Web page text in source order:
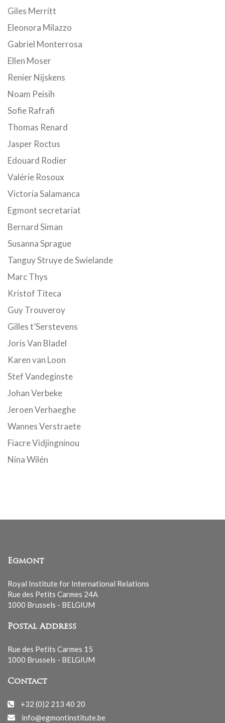
Giles Merritt
Eleonora Milazzo
Gabriel Monterrosa
Ellen Moser
Renier Nijskens
Noam Peisih
Sofie Rafrafi
Thomas Renard
Jasper Roctus
Edouard Rodier
Valérie Rosoux
Victoria Salamanca
Egmont secretariat
Bernard Siman
Susanna Sprague
Tanguy Struye de Swielande
Marc Thys
Kristof Titeca
Guy Trouveroy
Gilles t’Serstevens
Joris Van Bladel
Karen van Loon
Stef Vandeginste
Johan Verbeke
Jeroen Verhaeghe
Wannes Verstraete
Fiacre Vidjingninou
Nina Wilén
Egmont
Royal Institute for International Relations
Rue des Petits Carmes 24A
1000 Brussels - BELGIUM
Postal Address
Rue des Petits Carmes 15
1000 Brussels - BELGIUM
Contact
+32 (0)2 213 40 20
info@egmontinstitute.be